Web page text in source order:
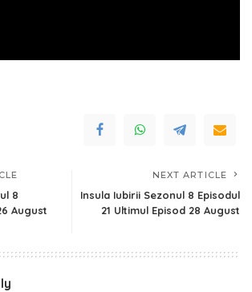
8
August
NEXT ARTICLE
Insula Iubirii Sezonul 8 Episodul
21 Ultimul Episod 28 August